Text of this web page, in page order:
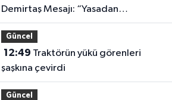
Demirtaş Mesajı: “Yasadan
Yararlanır”
Güncel
12:49
şaşkına çevirdi
Güncel